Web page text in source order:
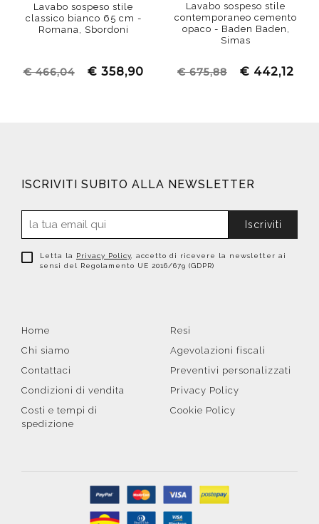
Lavabo sospeso stile
classico bianco 65 cm -
Romana, Sbordoni
€ 466,04 € 358,90
Lavabo sospeso stile
contemporaneo cemento
opaco - Baden Baden,
Simas
€ 675,88 € 442,12
ISCRIVITI SUBITO ALLA NEWSLETTER
Iscriviti
Letta la Privacy Policy, accetto di ricevere la newsletter ai
sensi del Regolamento UE 2016/679 (GDPR)
Home
Chi siamo
Contattaci
Condizioni di vendita
Costi e tempi di
spedizione
Resi
Agevolazioni fiscali
Preventivi personalizzati
Privacy Policy
Cookie Policy